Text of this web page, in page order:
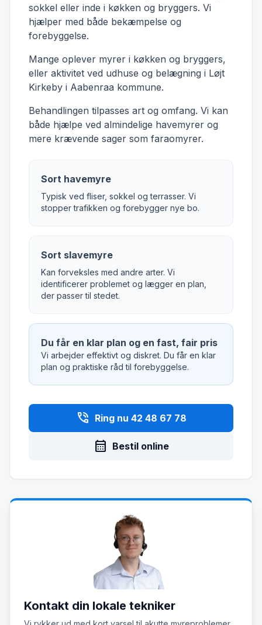
sokkel eller inde i køkken og bryggers. Vi
hjælper med både bekæmpelse og
forebyggelse.
Mange oplever myrer i køkken og bryggers,
eller aktivitet ved udhuse og belægning i Løjt
Kirkeby i Aabenraa kommune.
Behandlingen tilpasses art og omfang. Vi kan
både hjælpe ved almindelige havemyrer og
mere krævende sager som faraomyrer.
Sort havemyre
Typisk ved fliser, sokkel og terrasser. Vi
stopper trafikken og forebygger nye bo.
Sort slavemyre
Kan forveksles med andre arter. Vi
identificerer problemet og lægger en plan,
der passer til stedet.
Du får en klar plan og en fast, fair pris
Vi arbejder effektivt og diskret. Du får en klar
plan og praktiske råd til forebyggelse.
phone_in_talk Ring nu 42 48 67 78
calendar_month Bestil online
Kontakt din lokale tekniker